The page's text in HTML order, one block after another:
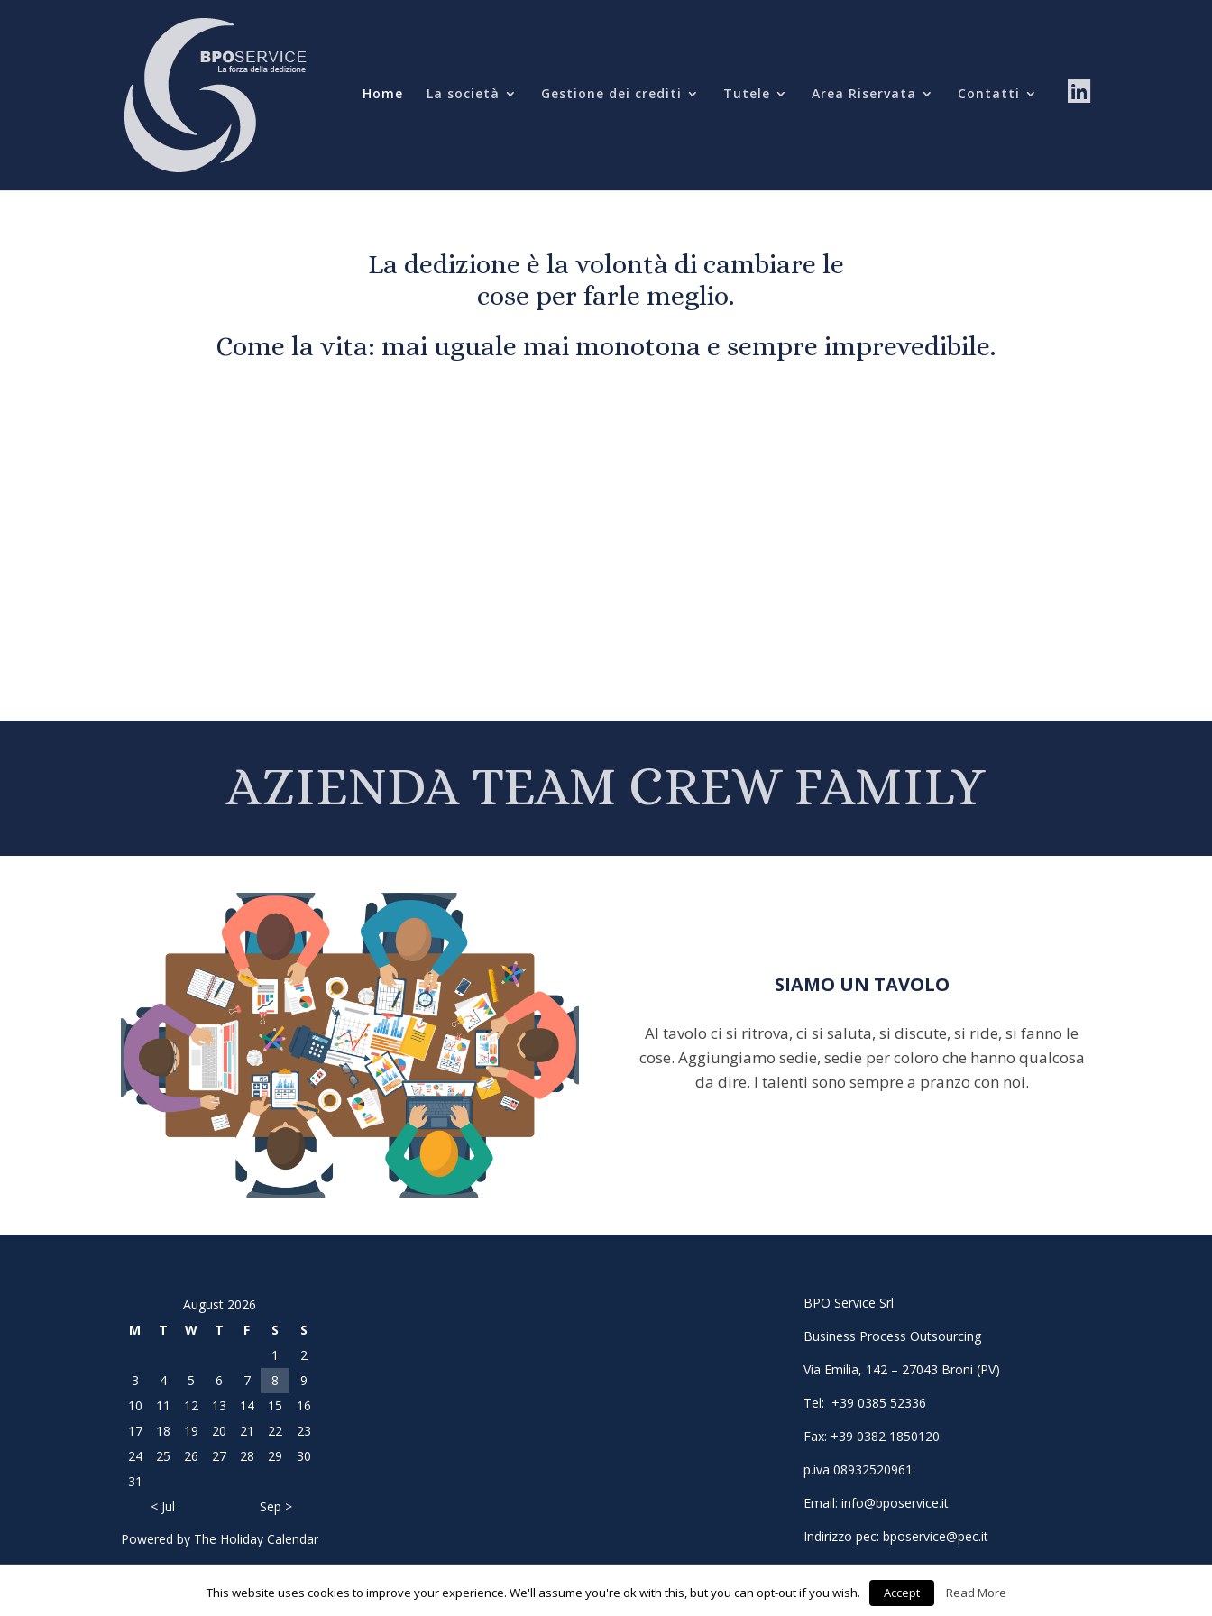
Home La società Gestione dei crediti Tutele Area Riservata Contatti
La dedizione è la volontà di cambiare le
cose per farle meglio.
Come la vita: mai uguale mai monotona e sempre imprevedibile.
AZIENDA TEAM CREW FAMILY
SIAMO UN TAVOLO
Al tavolo ci si ritrova, ci si saluta, si discute, si ride, si fanno le
cose. Aggiungiamo sedie, sedie per coloro che hanno qualcosa
da dire. I talenti sono sempre a pranzo con noi.
August 2026
M
T W T F S
S
1
2
3
4 5 6 7 8
9
10
11 12 13 14 15
16
17
18 19 20 21 22
23
24
25 26 27 28 29
30
31
< Jul
Sep >
Powered by The Holiday Calendar
BPO Service Srl
Business Process Outsourcing
Via Emilia, 142 – 27043 Broni (PV)
Tel: +39 0385 52336
Fax: +39 0382 1850120
p.iva 08932520961
Email: info@bposervice.it
Indirizzo pec: bposervice@pec.it
This website uses cookies to improve your experience. We'll assume you're ok with this, but you can opt-out if you wish. Accept Read More